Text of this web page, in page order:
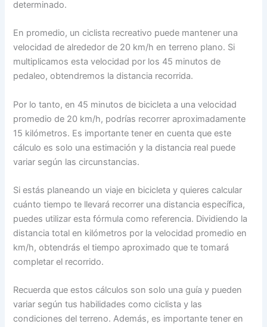
determinado.
En promedio, un ciclista recreativo puede mantener una
velocidad de alrededor de 20 km/h en terreno plano. Si
multiplicamos esta velocidad por los 45 minutos de
pedaleo, obtendremos la distancia recorrida.
Por lo tanto, en 45 minutos de bicicleta a una velocidad
promedio de 20 km/h, podrías recorrer aproximadamente
15 kilómetros. Es importante tener en cuenta que este
cálculo es solo una estimación y la distancia real puede
variar según las circunstancias.
Si estás planeando un viaje en bicicleta y quieres calcular
cuánto tiempo te llevará recorrer una distancia específica,
puedes utilizar esta fórmula como referencia. Dividiendo la
distancia total en kilómetros por la velocidad promedio en
km/h, obtendrás el tiempo aproximado que te tomará
completar el recorrido.
Recuerda que estos cálculos son solo una guía y pueden
variar según tus habilidades como ciclista y las
condiciones del terreno. Además, es importante tener en